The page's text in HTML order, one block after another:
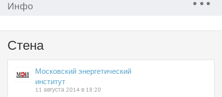
Инфо
Стена
Московский энергетический
институт
11 августа 2014 в 18:20